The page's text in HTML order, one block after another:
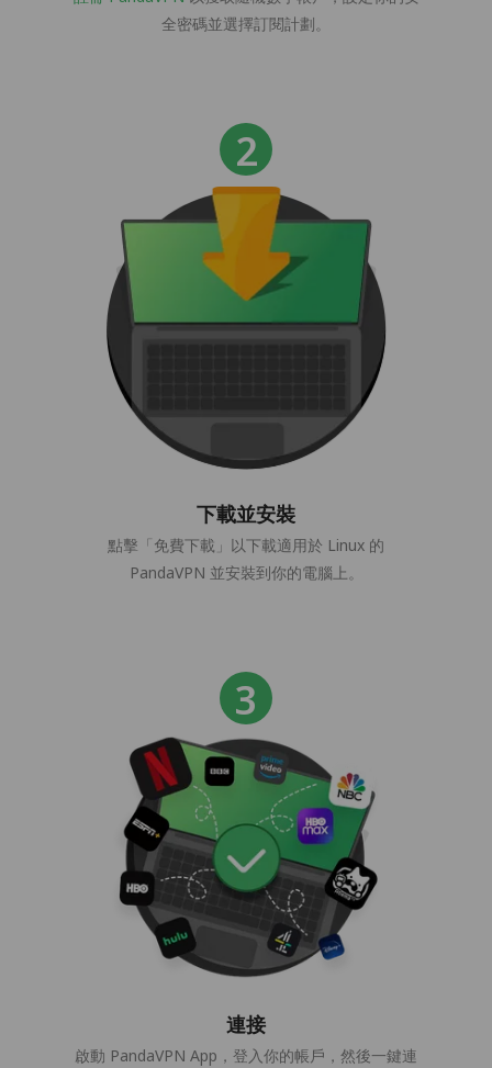
全密碼並選擇訂閱計劃。
下載並安裝
點擊「免費下載」以下載適用於 Linux 的
PandaVPN 並安裝到你的電腦上。
連接
啟動 PandaVPN App，登入你的帳戶，然後一鍵連